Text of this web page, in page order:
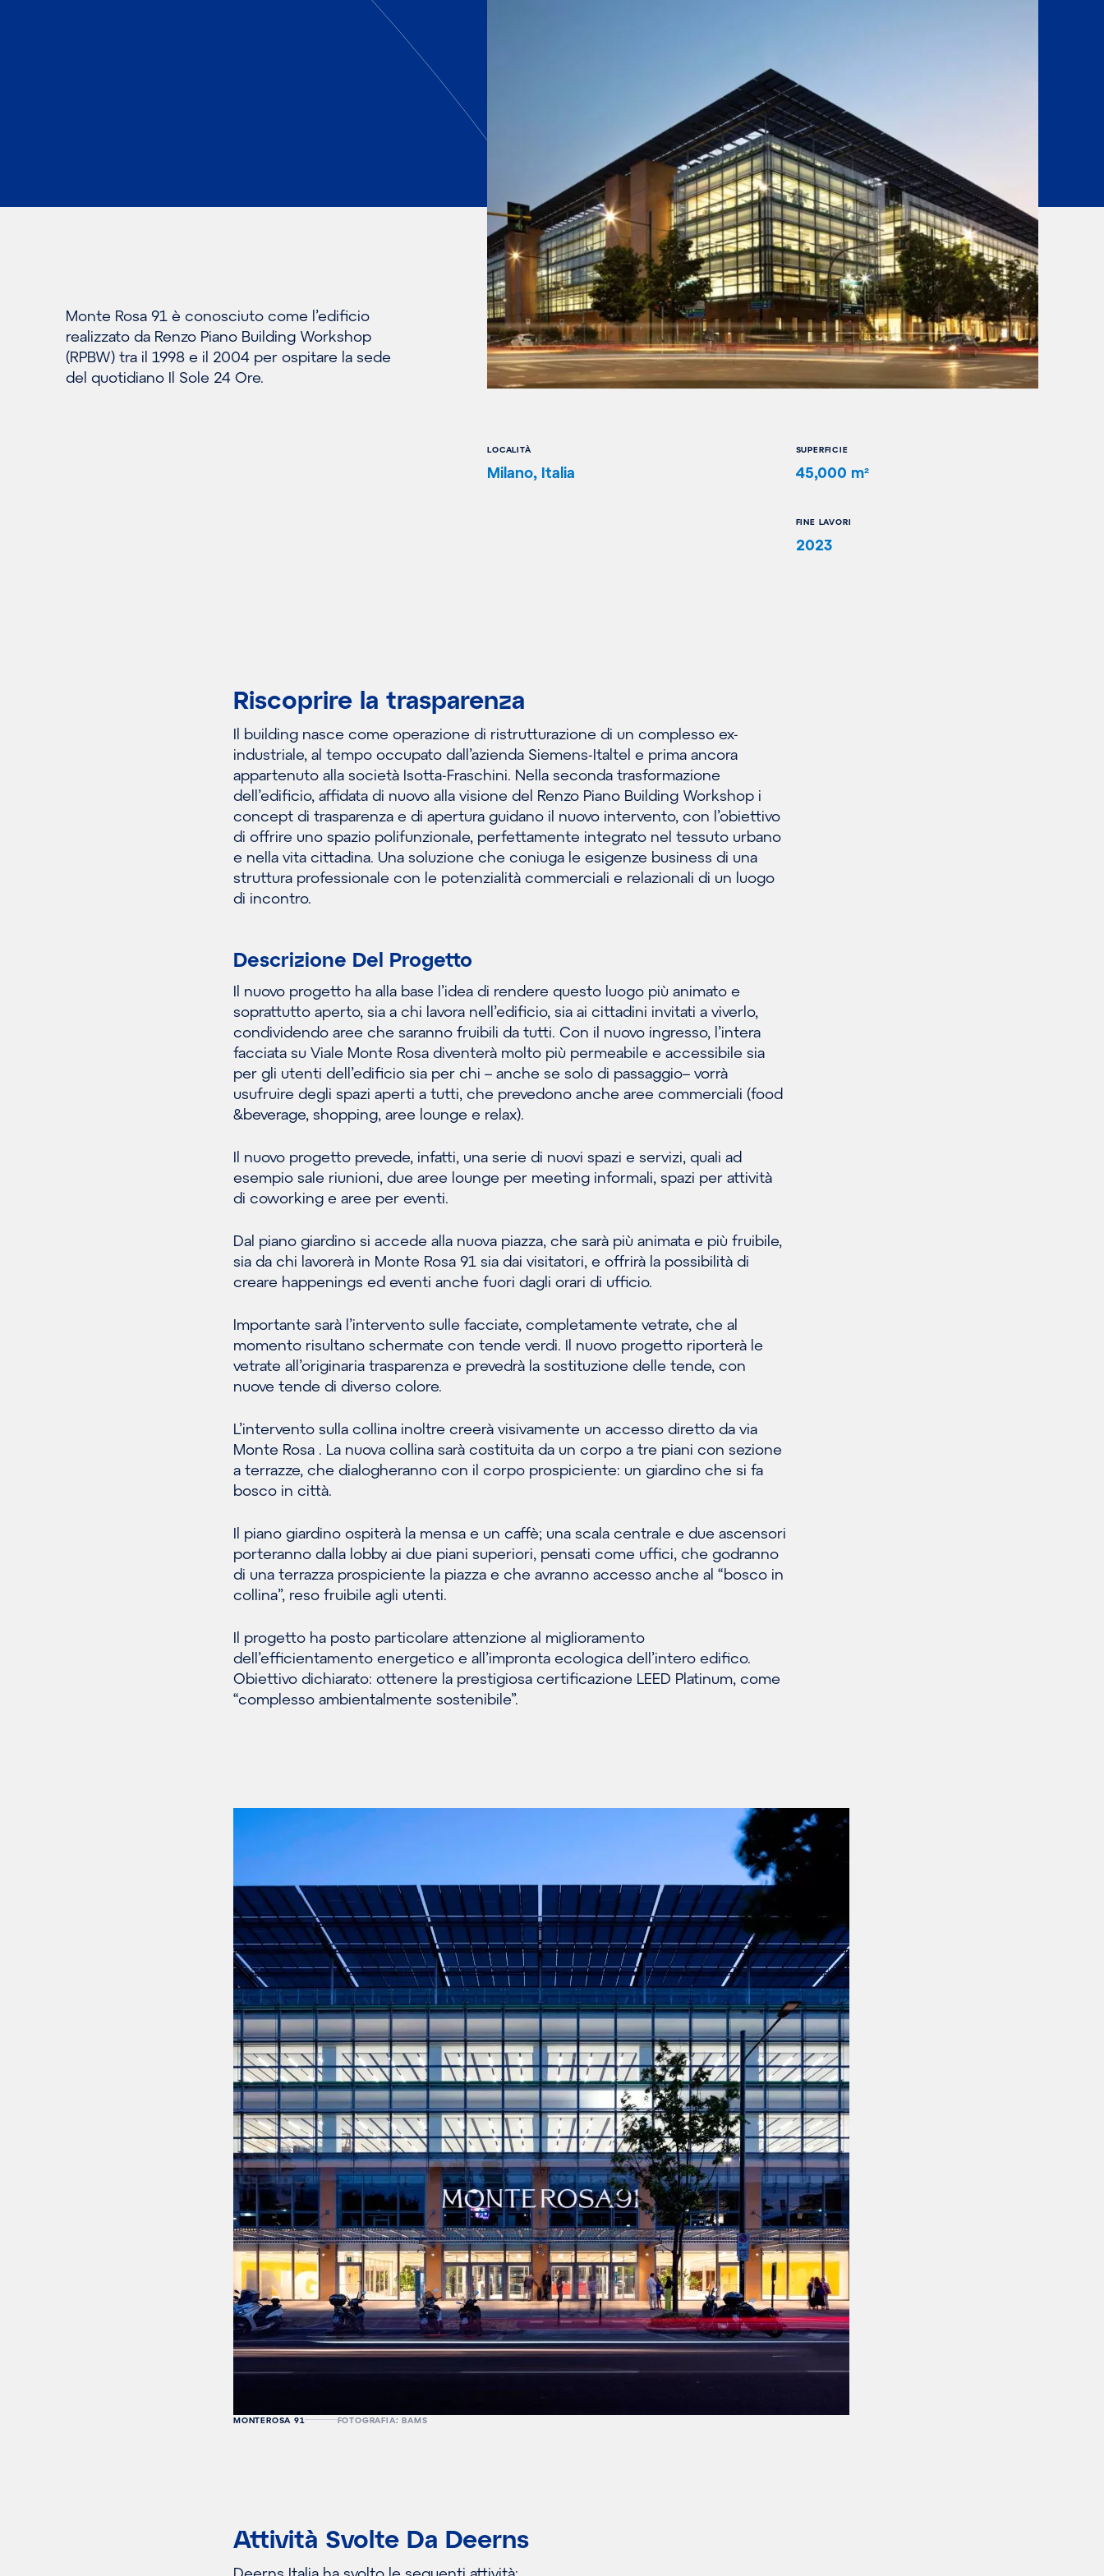
LOCALITÀ
Milano, Italia
SUPERFICIE
45,000 m²
FINE LAVORI
2023
Monte Rosa 91 è conosciuto come l’edificio
realizzato da Renzo Piano Building Workshop
(RPBW) tra il 1998 e il 2004 per ospitare la sede
del quotidiano Il Sole 24 Ore.
Riscoprire la trasparenza
Il building nasce come operazione di ristrutturazione di un complesso ex-
industriale, al tempo occupato dall’azienda Siemens-Italtel e prima ancora
appartenuto alla società Isotta-Fraschini. Nella seconda trasformazione
dell’edificio, affidata di nuovo alla visione del Renzo Piano Building Workshop i
concept di trasparenza e di apertura guidano il nuovo intervento, con l’obiettivo
di offrire uno spazio polifunzionale, perfettamente integrato nel tessuto urbano
e nella vita cittadina. Una soluzione che coniuga le esigenze business di una
struttura professionale con le potenzialità commerciali e relazionali di un luogo
di incontro.
Descrizione Del Progetto
Il nuovo progetto ha alla base l’idea di rendere questo luogo più animato e
soprattutto aperto, sia a chi lavora nell’edificio, sia ai cittadini invitati a viverlo,
condividendo aree che saranno fruibili da tutti. Con il nuovo ingresso, l’intera
facciata su Viale Monte Rosa diventerà molto più permeabile e accessibile sia
per gli utenti dell’edificio sia per chi – anche se solo di passaggio– vorrà
usufruire degli spazi aperti a tutti, che prevedono anche aree commerciali (food
&beverage, shopping, aree lounge e relax).
Il nuovo progetto prevede, infatti, una serie di nuovi spazi e servizi, quali ad
esempio sale riunioni, due aree lounge per meeting informali, spazi per attività
di coworking e aree per eventi.
Dal piano giardino si accede alla nuova piazza, che sarà più animata e più fruibile,
sia da chi lavorerà in Monte Rosa 91 sia dai visitatori, e offrirà la possibilità di
creare happenings ed eventi anche fuori dagli orari di ufficio.
Importante sarà l’intervento sulle facciate, completamente vetrate, che al
momento risultano schermate con tende verdi. Il nuovo progetto riporterà le
vetrate all’originaria trasparenza e prevedrà la sostituzione delle tende, con
nuove tende di diverso colore.
L’intervento sulla collina inoltre creerà visivamente un accesso diretto da via
Monte Rosa . La nuova collina sarà costituita da un corpo a tre piani con sezione
a terrazze, che dialogheranno con il corpo prospiciente: un giardino che si fa
bosco in città.
Il piano giardino ospiterà la mensa e un caffè; una scala centrale e due ascensori
porteranno dalla lobby ai due piani superiori, pensati come uffici, che godranno
di una terrazza prospiciente la piazza e che avranno accesso anche al “bosco in
collina”, reso fruibile agli utenti.
Il progetto ha posto particolare attenzione al miglioramento
dell’efficientamento energetico e all’impronta ecologica dell’intero edifico.
Obiettivo dichiarato: ottenere la prestigiosa certificazione LEED Platinum, come
“complesso ambientalmente sostenibile”.
MONTEROSA 91 FOTOGRAFIA: BAMS
Attività Svolte Da Deerns
Deerns Italia ha svolto le seguenti attività: